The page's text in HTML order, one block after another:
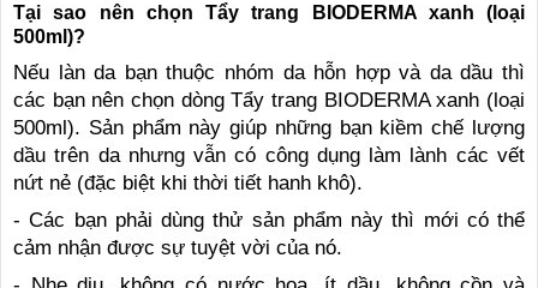
Tại sao nên chọn Tẩy trang BIODERMA xanh (loại
500ml)?
Nếu làn da bạn thuộc nhóm da hỗn hợp và da dầu thì
các bạn nên chọn dòng Tẩy trang BIODERMA xanh (loại
500ml). Sản phẩm này giúp những bạn kiềm chế lượng
dầu trên da nhưng vẫn có công dụng làm lành các vết
nứt nẻ (đặc biệt khi thời tiết hanh khô).
- Các bạn phải dùng thử sản phẩm này thì mới có thể
cảm nhận được sự tuyệt vời của nó.